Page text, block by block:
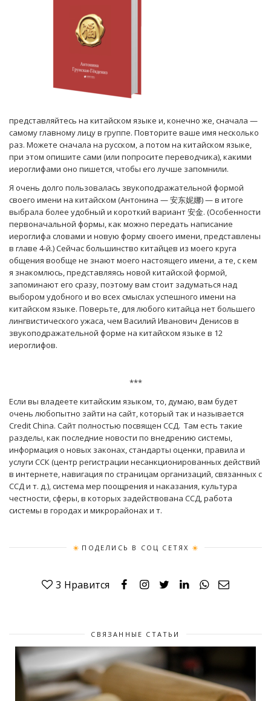
представляйтесь на китайском языке и, конечно же, сначала —
самому главному лицу в группе. Повторите ваше имя несколько
раз. Можете сначала на русском, а потом на китайском языке,
при этом опишите сами (или попросите переводчика), какими
иероглифами оно пишется, чтобы его лучше запомнили.
Я очень долго пользовалась звукоподражательной формой
своего имени на китайском (Антонина — 安东妮娜) — в итоге
выбрала более удобный и короткий вариант 安金. (Особенности
первоначальной формы, как можно передать написание
иероглифа словами и новую форму своего имени, представлены
в главе 4-й.) Сейчас большинство китайцев из моего круга
общения вообще не знают моего настоящего имени, а те, с кем
я знакомлюсь, представляясь новой китайской формой,
запоминают его сразу, поэтому вам стоит задуматься над
выбором удобного и во всех смыслах успешного имени на
китайском языке. Поверьте, для любого китайца нет большего
лингвистического ужаса, чем Василий Иванович Денисов в
звукоподражательной форме на китайском языке в 12
иероглифов.
***
Если вы владеете китайским языком, то, думаю, вам будет
очень любопытно зайти на сайт, который так и называется
Credit China. Сайт полностью посвящен ССД. Там есть такие
разделы, как последние новости по внедрению системы,
информация о новых законах, стандарты оценки, правила и
услуги ССК (центр регистрации несанкционированных действий
в интернете, навигация по страницам организаций, связанных с
ССД и т. д.), система мер поощрения и наказания, культура
честности, сферы, в которых задействована ССД, работа
системы в городах и микрорайонах и т.
ПОДЕЛИСЬ В СОЦ СЕТЯХ
3 Нравится
СВЯЗАННЫЕ СТАТЬИ